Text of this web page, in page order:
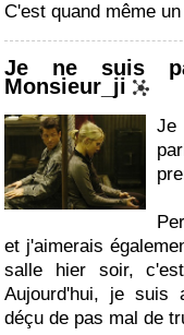
C'est quand même
Je ne suis
Monsieur_ji
Je
et j'aimerais
salle hier soir,
Aujourd'hui, je suis
déçu de pas mal de